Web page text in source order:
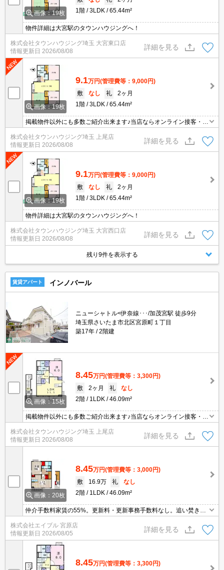
画像：19枚
1階
3LDK 65.44m²
物件詳細は大宮駅のタウンハウジングへ！
株式会社タウンハウジング埼玉 大宮東口店
情報更新日 2026/08/08
詳細を見る
画像：19枚
9.1万円(管理費等：9,000円)
敷
なし 礼
2ヶ月
1階
3LDK 65.44m²
掲載物件以外にも多数ご紹介出来ます♪当店ならオンライン接客・内
見可能です！メールでのお問い合わせの際は、電話番号も記載頂き
ますとスムーズに御対応できます♪
株式会社タウンハウジング埼玉 上尾店
情報更新日 2026/08/08
詳細を見る
画像：19枚
9.1万円(管理費等：9,000円)
敷
なし 礼
2ヶ月
1階
3LDK 65.44m²
物件詳細は大宮駅のタウンハウジングへ！
株式会社タウンハウジング埼玉 大宮西口店
情報更新日 2026/08/08
詳細を見る
残り9件を表示する
賃貸アパート インノバール
ニューシャトル<伊奈線･･･/加茂宮駅 徒歩9分
埼玉県さいたま市北区宮原町１丁目
築17年
2階建
画像：15枚
8.45万円(管理費等：3,300円)
敷
2ヶ月 礼
なし
2階
1LDK 46.09m²
掲載物件以外にも多数ご紹介出来ます♪当店ならオンライン接客・内
見可能です！メールでのお問い合わせの際は、電話番号も記載頂き
ますとスムーズに御対応できます♪
株式会社タウンハウジング埼玉 上尾店
情報更新日 2026/08/08
詳細を見る
画像：20枚
8.45万円(管理費等：3,000円)
敷
16.9万 礼
なし
2階
1LDK 46.09m²
仲介手数料家賃の55%。更新料・更新事務手数料なし。追い焚き付
き。浴室換気乾燥式。保証会社加入要(初回22,000円、月次保証料2.
2%)。
株式会社エイブル 宮原店
情報更新日 2026/08/05
詳細を見る
8.45万円(管理費等：3,300円)